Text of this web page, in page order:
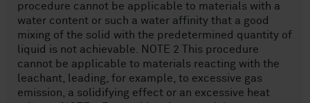
procedure cannot be applicable to materials with a
water content or such a water affinity that a good
mixing of the solid with the predetermined quantity of
liquid is not achievable. NOTE 2 This procedure
cannot be applicable to materials reacting with the
leachant, leading, for example, to excessive gas
emission, a solidifying effect or an excessive heat